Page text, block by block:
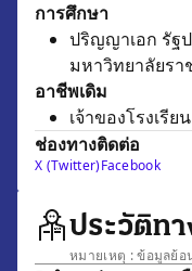
การศึกษา
ปริญญาเอก รัฐ
มหาวิทยาลัยร
อาชีพเดิม
เจ้าของโรงเรียน
ช่องทางติดต่อ
X (Twitter)Facebook
ประวัติทา
หมายเหตุ : ข้อมูลย้อ